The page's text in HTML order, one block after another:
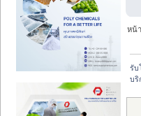
หน้
รับ
บริ